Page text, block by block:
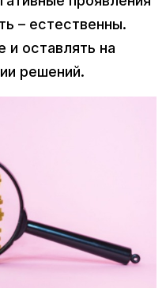
– естественны.
и оставлять на
решений.